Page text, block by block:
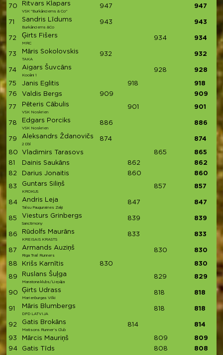
70 Ritvars Klapars
VSK "Burkānciems & Co"
947 947
71 Sandris Līdums
Burkānciems &Co
943 943
72 Ģirts Fišers
MRC
934 934
73 Māris Sokolovskis
TAKA
932 932
74 Aigars Šuvcāns
Kocēni 1
928 928
75 Janis Eglitis 918
918
76
Valdis Bergs 909 909
77 Pēteris Cābulis
VSK Noskrien
901 901
78 Edgars Porciks
VSK Noskrien
886 886
79 Aleksandrs Ždanovičs
2 Dbl
874 874
80 Vladimirs Tarasovs 865
865
81
Dainis Saukāns 862
862
82
Darius Jonaitis 860 860
83 Guntars Siliņš
KROKUS
857 857
84 Andris Leja
Talsu Pauguraines Zaķi
847 847
85 Viesturs Grinbergs
Sanctimony
839 839
86 Rūdolfs Maurāns
KREISAIS KRASTS
833 833
87 Armands Auziņš
Riga Trail Runners
830 830
88 Krišs Karnītis 830 830
89 Ruslans Šuļga
Maratona klubs/Liepāja
829 829
90 Ģirts Udrass
Marienburgas Vilki
818 818
91 Māris Blumbergs
DPD LATVIJA
818 818
92 Gatis Brokāns
Matisons Runner's Club
814 814
93 Mārcis Mauriņš 809
809
94
Gatis Tīds 808 808